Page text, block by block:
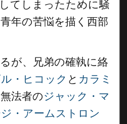
てしまったために騒
年の苦悩を描く西部
が、兄弟の確執に絡
・ヒコック と カラミ
法者のジャック・マ
・アームストロン